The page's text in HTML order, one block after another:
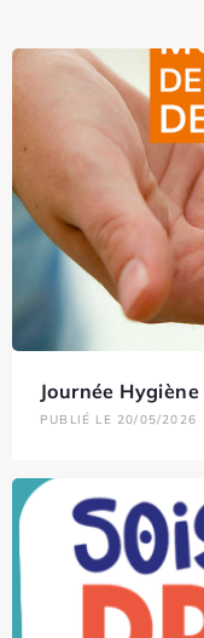
Journée
PUBLIÉ LE 20/05/2026